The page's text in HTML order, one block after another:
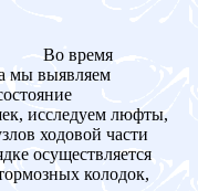
Во время
мы выявляем
исследуем люфты,
ходовой части
осуществляется
колодок,